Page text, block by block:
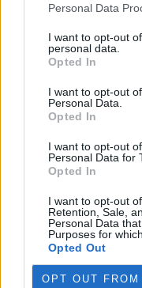
Personal Data
I want to opt-out
personal data.
Opted In
I want to opt-out
Personal Data.
Opted In
I want to opt-out
Personal Data for
Opted In
I want to opt-out
Retention, Sale,
Personal Data
Purposes for
Opted Out
OPT OUT FROM
Podle něj tak končí dva z
Veterináři v horku
se zploštělým
6.8.2026 15:15 (ČTK)
čumákem, jako jsou
vyhledávají veterinární
dehydrataci nebo
veterinárních lékařů ČR
Do Prahy dorazili